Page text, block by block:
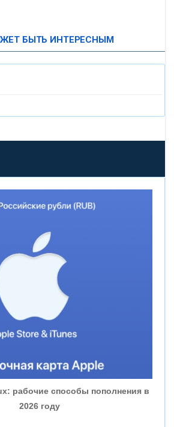
БЫТЬ ИНТЕРЕСНЫМ
рабочие способы пополнения в
2026 году